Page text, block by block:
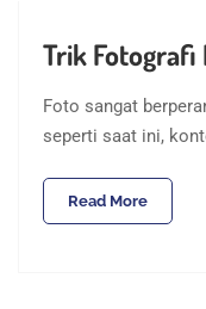
Trik
Foto sangat
seperti saat ini,
Read More